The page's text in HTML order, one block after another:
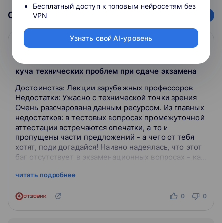
Отзывы о курсах
Е
Екатерина Мм
куча технических проблем при сдаче экзамена
Достоинства: Лекции зарубежных профессоров
Недостатки: Ужасно с технической точки зрения
Очень разочарована данным ресурсом. Из главных
недостатков: в тестовых вопросах промежуточной
аттестации встречаются опечатки, а то и
пропущены части предложений - а чего от тебя
хотят, поди догадайся! Наивно надеялась, что этот
баг отсутствует в экзаменационных вопросах - как
читать подробнее
0 0
Бесплатный доступ к топовым нейросетям без
VPN
Узнать свой AI-уровень